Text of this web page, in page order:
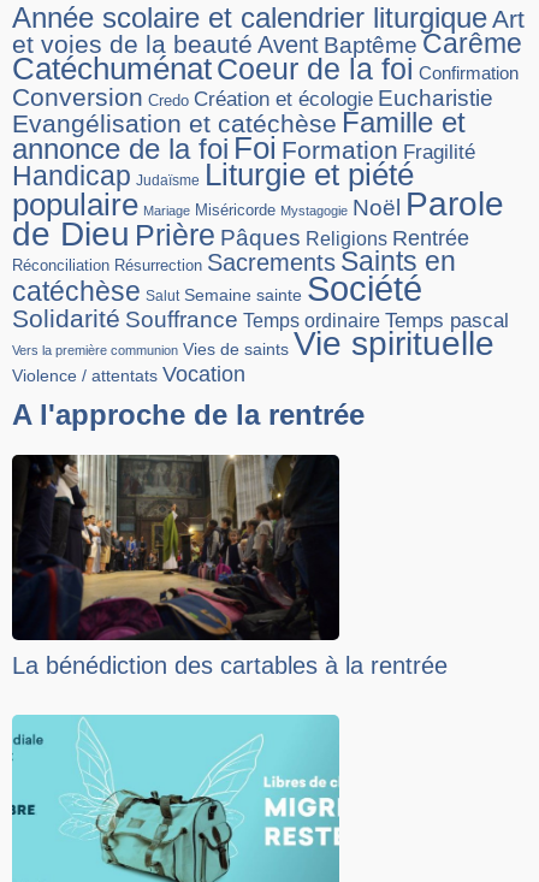
Année scolaire et calendrier liturgiqueArt
et voies de la beauté Avent Baptême Carême
CatéchuménatCoeur de la foi Confirmation
Conversion Credo Création et écologie Eucharistie
Evangélisation et catéchèse Famille et
annonce de la foi Foi Formation Fragilité
Handicap Judaïsme Liturgie et piété
populaire Mariage Miséricorde Mystagogie Noël Parole
de Dieu Prière Pâques Religions Rentrée
Réconciliation Résurrection Sacrements Saints en
catéchèse Salut Semaine sainte Société
Solidarité Souffrance Temps ordinaire Temps pascal
Vers la première communion Vies de saints Vie spirituelle
Violence / attentats Vocation
A l'approche de la rentrée
La bénédiction des cartables à la rentrée